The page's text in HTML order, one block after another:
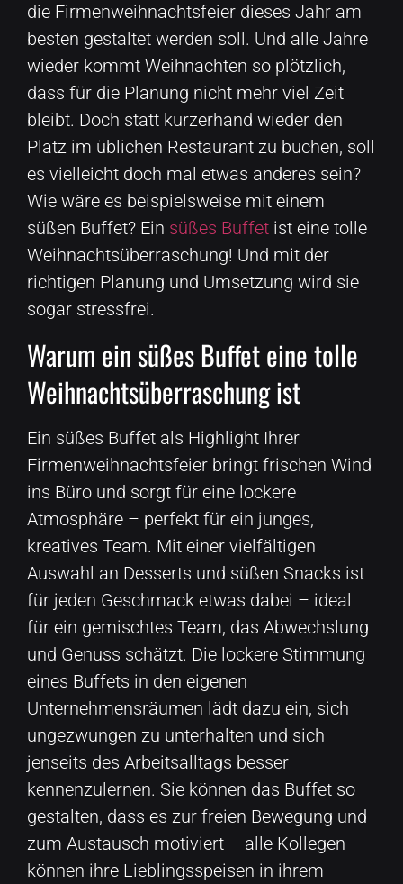
die Firmenweihnachtsfeier dieses Jahr am
besten gestaltet werden soll. Und alle Jahre
wieder kommt Weihnachten so plötzlich,
dass für die Planung nicht mehr viel Zeit
bleibt. Doch statt kurzerhand wieder den
Platz im üblichen Restaurant zu buchen, soll
es vielleicht doch mal etwas anderes sein?
Wie wäre es beispielsweise mit einem
süßen Buffet? Ein süßes Buffet ist eine tolle
Weihnachts­überraschung! Und mit der
richtigen Planung und Umsetzung wird sie
sogar stressfrei.
Warum ein süßes Buffet eine tolle
Weihnachtsüberraschung ist
Ein süßes Buffet als Highlight Ihrer
Firmenweihnachtsfeier bringt frischen Wind
ins Büro und sorgt für eine lockere
Atmosphäre – perfekt für ein junges,
kreatives Team. Mit einer vielfältigen
Auswahl an Desserts und süßen Snacks ist
für jeden Geschmack etwas dabei – ideal
für ein gemischtes Team, das Abwechslung
und Genuss schätzt. Die lockere Stimmung
eines Buffets in den eigenen
Unternehmensräumen lädt dazu ein, sich
ungezwungen zu unterhalten und sich
jenseits des Arbeitsalltags besser
kennenzulernen. Sie können das Buffet so
gestalten, dass es zur freien Bewegung und
zum Austausch motiviert – alle Kollegen
können ihre Lieblingsspeisen in ihrem